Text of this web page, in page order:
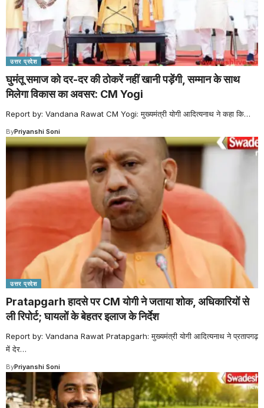
उत्तर प्रदेश
घुमंतू समाज को दर-दर की ठोकरें नहीं खानी पड़ेंगी, सम्मान के साथ
मिलेगा विकास का अवसर: CM Yogi
Report by: Vandana Rawat CM Yogi: मुख्यमंत्री योगी आदित्यनाथ ने कहा कि…
ByPriyanshi Soni
उत्तर प्रदेश
Pratapgarh हादसे पर CM योगी ने जताया शोक, अधिकारियों से
ली रिपोर्ट; घायलों के बेहतर इलाज के निर्देश
Report by: Vandana Rawat Pratapgarh: मुख्यमंत्री योगी आदित्यनाथ ने प्रतापगढ़
में देर…
ByPriyanshi Soni